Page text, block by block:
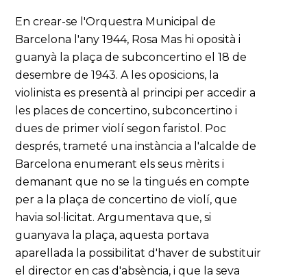
En crear-se l'Orquestra Municipal de
Barcelona l'any 1944, Rosa Mas hi oposità i
guanyà la plaça de subconcertino el 18 de
desembre de 1943. A les oposicions, la
violinista es presentà al principi per accedir a
les places de concertino, subconcertino i
dues de primer violí segon faristol. Poc
després, trameté una instància a l'alcalde de
Barcelona enumerant els seus mèrits i
demanant que no se la tingués en compte
per a la plaça de concertino de violí, que
havia sol·licitat. Argumentava que, si
guanyava la plaça, aquesta portava
aparellada la possibilitat d'haver de substituir
el director en cas d'absència, i que la seva